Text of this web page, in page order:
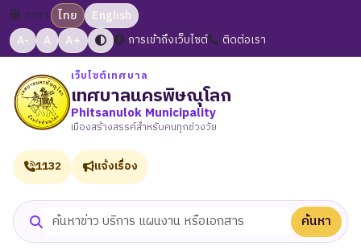
ภาษา: ไทย
English
A-
A A+ การเข้าถึงเว็บไซต์ ติดต่อเรา
เว็บไซต์เทศบาล
เทศบาลนครพิษณุโลก
Phitsanulok Municipality
เมืองสร้างสรรค์สำหรับคนทุกช่วงวัย
ค้นหาเว็บไซต์ ค้นหา
1132 แจ้งเรื่อง